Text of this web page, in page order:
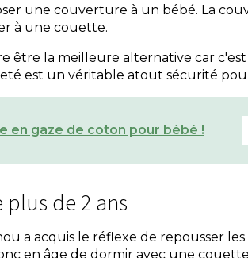
une couverture à un bébé. La
à une couette.
être la meilleure alternative car
est un véritable atout sécurité
en gaze de coton pour bébé !
de 2 ans
a acquis le réflexe de repousser
en âge de dormir avec une